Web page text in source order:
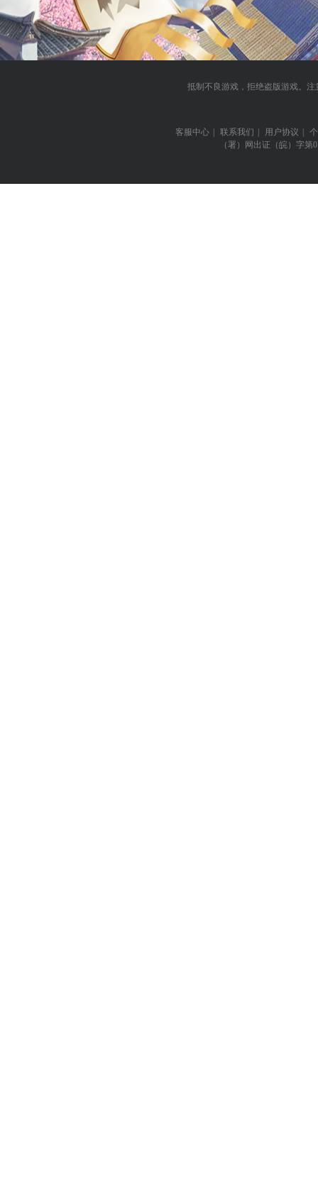
抵制不良游戏，拒绝盗版游戏。
客服中心 | 联系我们 | 用户协议 |
（署）网出证（皖）字第